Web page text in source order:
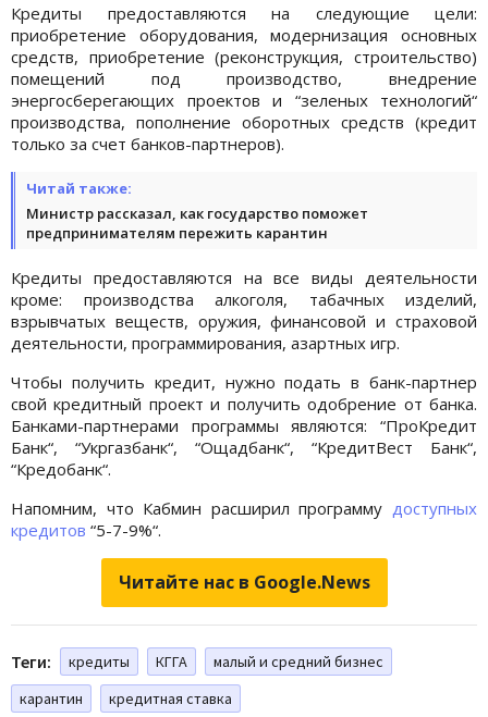
Кредиты предоставляются на следующие цели:
приобретение оборудования, модернизация основных
средств, приобретение (реконструкция, строительство)
помещений под производство, внедрение
энергосберегающих проектов и “зеленых технологий“
производства, пополнение оборотных средств (кредит
только за счет банков-партнеров).
Читай также:
Министр рассказал, как государство поможет
предпринимателям пережить карантин
Кредиты предоставляются на все виды деятельности
кроме: производства алкоголя, табачных изделий,
взрывчатых веществ, оружия, финансовой и страховой
деятельности, программирования, азартных игр.
Чтобы получить кредит, нужно подать в банк-партнер
свой кредитный проект и получить одобрение от банка.
Банками-партнерами программы являются: “ПроКредит
Банк“, “Укргазбанк“, “Ощадбанк“, “КредитВест Банк“,
“Кредобанк“.
Напомним, что Кабмин расширил программу доступных
кредитов “5-7-9%“.
Читайте нас в Google.News
Теги: кредиты КГГА
малый и средний бизнес
карантин
кредитная ставка